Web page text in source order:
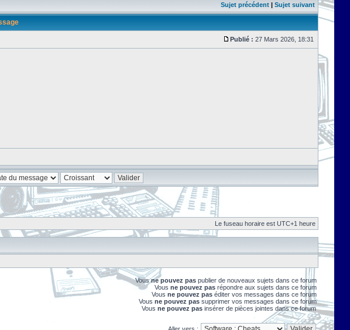
Sujet précédent | Sujet suivant
Publié : 27 Mars 2026, 18:31
Le fuseau horaire est UTC+1 heure
Vousne pouvez pas publier de nouveaux sujets dans ce forum
Vous ne pouvez pas répondre aux sujets dans ce forum
Vous ne pouvez pas éditer vos messages dans ce forum
Vous ne pouvez pas supprimer vos messages dans ce forum
Vous ne pouvez pas insérer de pièces jointes dans ce forum